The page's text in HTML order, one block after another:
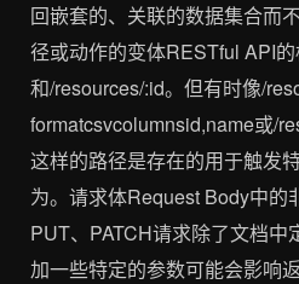
回嵌套的、关联的数据集合而
径或动作的变体RESTful API
和/resources/:id。但有时像/
formatcsvcolumnsid,name或/
这样的路径是存在的用于触发
为。请求体Request Body中的
PUT、PATCH请求除了文档中
加一些特定的参数可能会影响